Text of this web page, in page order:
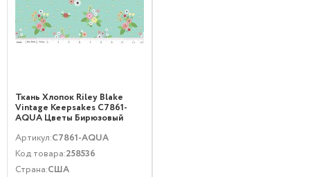
Ткань Хлопок Riley Blake
Vintage Keepsakes C7861-
AQUA Цветы Бирюзовый
Артикул:C7861-AQUA
Код товара:258536
Страна:США